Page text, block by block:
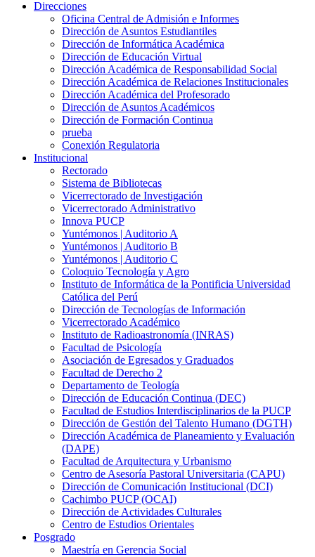
Direcciones
Oficina Central de Admisión e Informes
Dirección de Asuntos Estudiantiles
Dirección de Informática Académica
Dirección de Educación Virtual
Dirección Académica de Responsabilidad Social
Dirección Académica de Relaciones Institucionales
Dirección Académica del Profesorado
Dirección de Asuntos Académicos
Dirección de Formación Continua
prueba
Conexión Regulatoria
Institucional
Rectorado
Sistema de Bibliotecas
Vicerrectorado de Investigación
Vicerrectorado Administrativo
Innova PUCP
Yuntémonos | Auditorio A
Yuntémonos | Auditorio B
Yuntémonos | Auditorio C
Coloquio Tecnología y Agro
Instituto de Informática de la Pontificia Universidad
Católica del Perú
Dirección de Tecnologías de Información
Vicerrectorado Académico
Instituto de Radioastronomía (INRAS)
Facultad de Psicología
Asociación de Egresados y Graduados
Facultad de Derecho 2
Departamento de Teología
Dirección de Educación Continua (DEC)
Facultad de Estudios Interdisciplinarios de la PUCP
Dirección de Gestión del Talento Humano (DGTH)
Dirección Académica de Planeamiento y Evaluación
(DAPE)
Facultad de Arquitectura y Urbanismo
Centro de Asesoría Pastoral Universitaria (CAPU)
Dirección de Comunicación Institucional (DCI)
Cachimbo PUCP (OCAI)
Dirección de Actividades Culturales
Centro de Estudios Orientales
Posgrado
Maestría en Gerencia Social